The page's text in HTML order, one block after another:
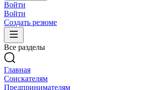
Войти
Войти
Создать резюме
Все разделы
Главная
Соискателям
Предпринимателям